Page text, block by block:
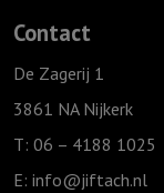
Contact
De Zagerij 1
3861 NA Nijkerk
T: 06 – 4188 1025
E: info@jiftach.nl